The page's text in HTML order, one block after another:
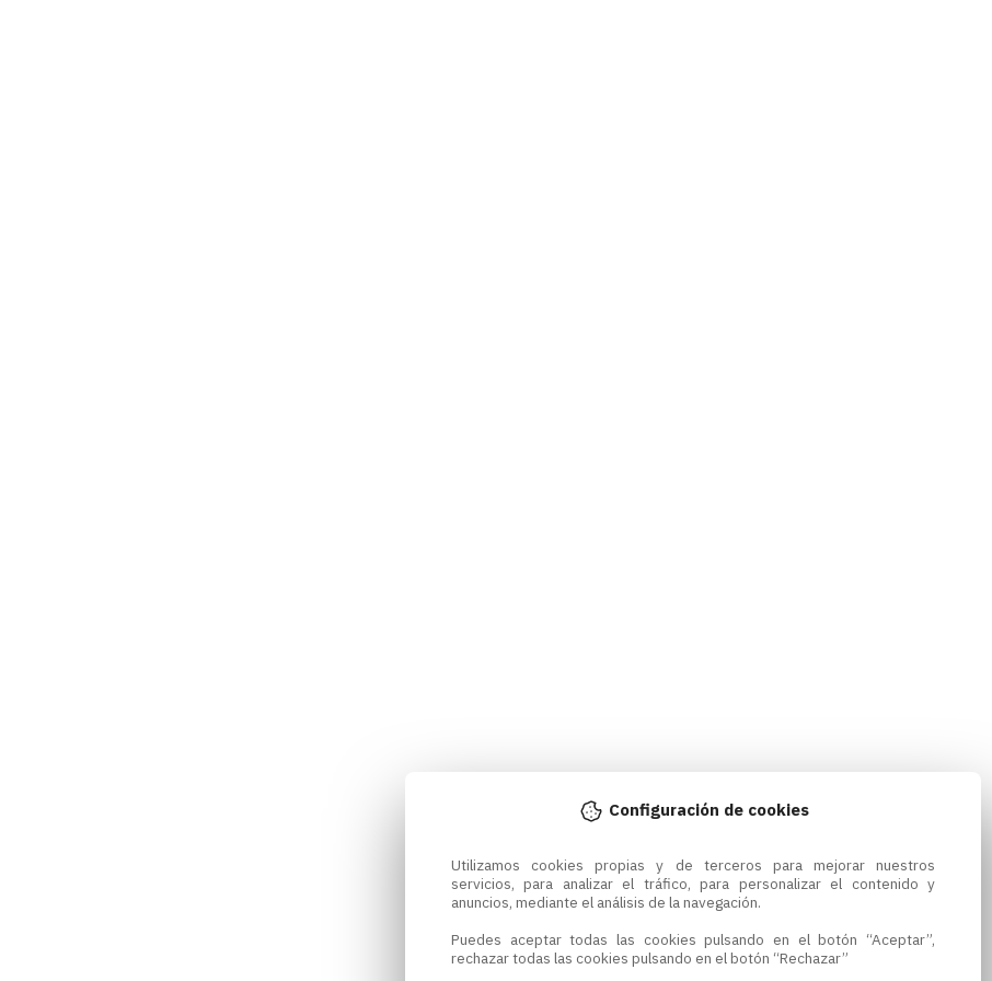
Configuración de cookies
Utilizamos cookies propias y de terceros para mejorar nuestros
servicios, para analizar el tráfico, para personalizar el contenido y
anuncios, mediante el análisis de la navegación.
Puedes aceptar todas las cookies pulsando en el botón “Aceptar”,
rechazar todas las cookies pulsando en el botón “Rechazar”